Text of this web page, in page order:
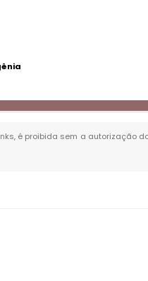
é proibida sem a autorização